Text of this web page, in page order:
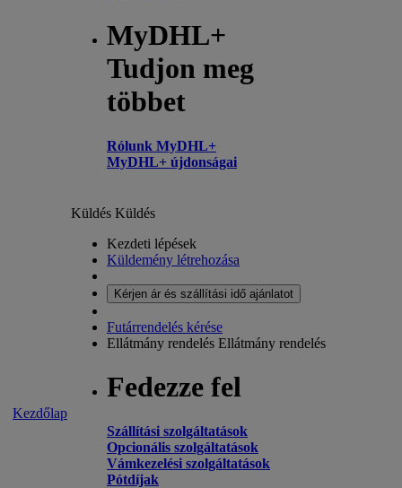
MyDHL+
Tudjon meg
többet
Rólunk MyDHL+
MyDHL+ újdonságai
Kezdőlap
Küldés Küldés
Kezdeti lépések
Küldemény létrehozása
Kérjen ár és szállítási idő ajánlatot
Futárrendelés kérése
Ellátmány rendelés Ellátmány rendelés
Fedezze fel
Szállítási szolgáltatások
Opcionális szolgáltatások
Vámkezelési szolgáltatások
Pótdíjak